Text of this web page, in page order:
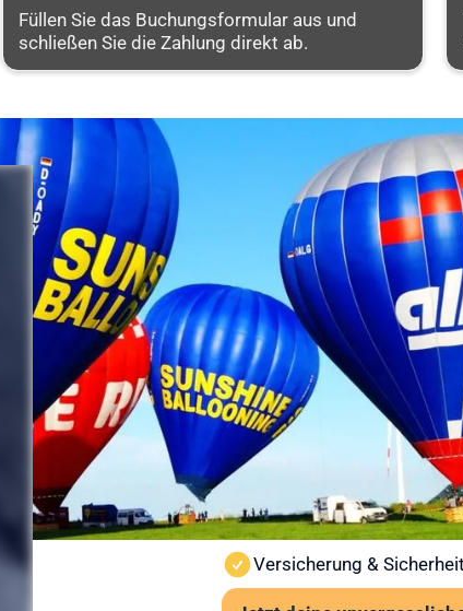
Füllen Sie das Buchungsformular aus und
schließen Sie die Zahlung direkt ab.
Sicherheit
Sicherheit steht bei
Ballonfahrt findet nur bei
Wind und Sicht vor jedem
Wichtige Hinweise:
Ab 6 Jahren und
Kein besonderes
Auch bei leichter
Versicherung &